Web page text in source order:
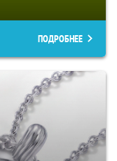
ПОДРОБНЕЕ